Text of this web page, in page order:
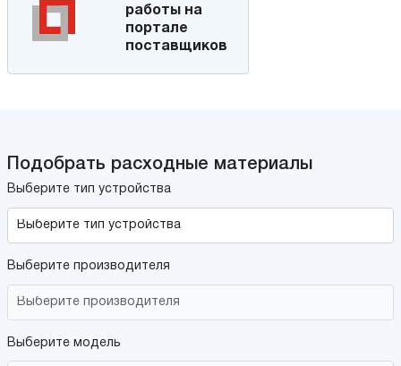
работы на
портале
поставщиков
Подобрать расходные материалы
Выберите тип устройства
Выберите производителя
Выберите модель